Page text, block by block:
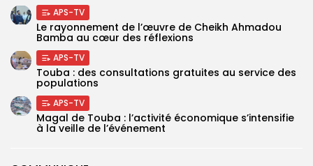
APS-TV
Le rayonnement de l’œuvre de Cheikh Ahmadou
Bamba au cœur des réflexions
APS-TV
Touba : des consultations gratuites au service des
populations
APS-TV
Magal de Touba : l’activité économique s’intensifie
à la veille de l’événement